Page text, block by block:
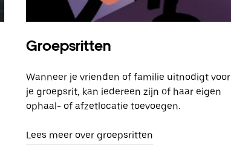
Groepsritten
Wanneer je vrienden of familie uitnodigt voor
je groepsrit, kan iedereen zijn of haar eigen
ophaal- of afzetlocatie toevoegen.
Lees meer over groepsritten